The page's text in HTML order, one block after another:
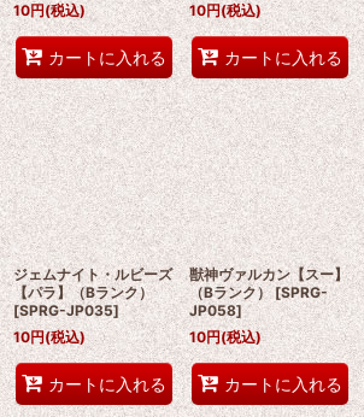
10円(税込)
カートに入れる
10円(税込)
カートに入れる
ジェムナイト・ルビーズ
【パラ】（Bランク）
[SPRG-JP035]
10円(税込)
カートに入れる
獣神ヴァルカン【スー】
（Bランク） [SPRG-
JP058]
10円(税込)
カートに入れる